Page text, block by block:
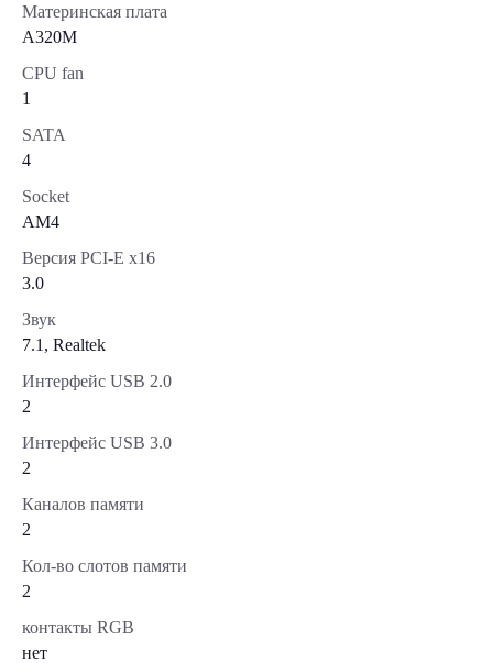
Материнская плата
A320M
CPU fan
1
SATA
4
Socket
AM4
Версия PCI-E x16
3.0
Звук
7.1, Realtek
Интерфейс USB 2.0
2
Интерфейс USB 3.0
2
Каналов памяти
2
Кол-во слотов памяти
2
контакты RGB
нет